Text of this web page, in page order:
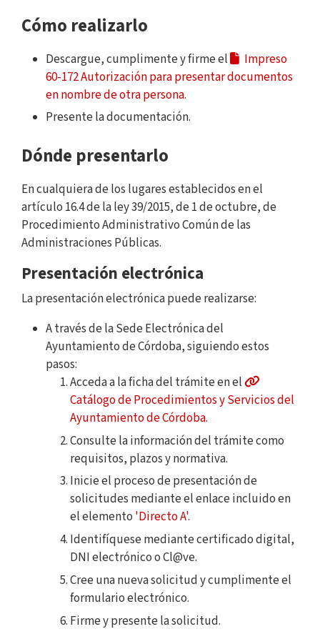
Cómo realizarlo
Descargue, cumplimente y firme el
Impreso
60-172 Autorización para presentar documentos
en nombre de otra persona.
Presente la documentación.
Dónde presentarlo
En cualquiera de los lugares establecidos en el
artículo 16.4 de la ley 39/2015, de 1 de octubre, de
Procedimiento Administrativo Común de las
Administraciones Públicas.
Presentación electrónica
La presentación electrónica puede realizarse:
A través de la Sede Electrónica del
Ayuntamiento de Córdoba, siguiendo estos
pasos:
Acceda a la ficha del trámite en el
Catálogo de Procedimientos y Servicios del
Ayuntamiento de Córdoba.
Consulte la información del trámite como
requisitos, plazos y normativa.
Inicie el proceso de presentación de
solicitudes mediante el enlace incluido en
el elemento 'Directo A'.
Identifíquese mediante certificado digital,
DNI electrónico o Cl@ve.
Cree una nueva solicitud y cumplimente el
formulario electrónico.
Firme y presente la solicitud.